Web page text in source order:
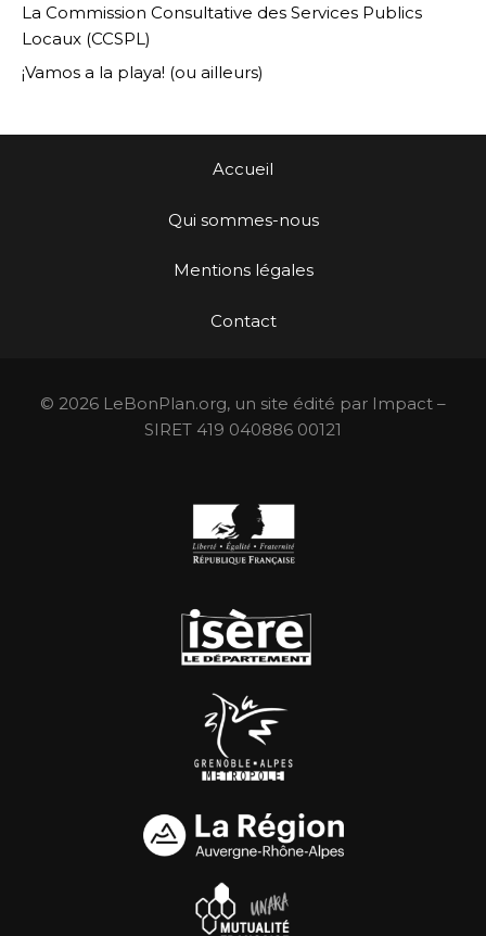
La Commission Consultative des Services Publics
Locaux (CCSPL)
¡Vamos a la playa! (ou ailleurs)
Accueil
Qui sommes-nous
Mentions légales
Contact
© 2026 LeBonPlan.org, un site édité par Impact –
SIRET 419 040886 00121